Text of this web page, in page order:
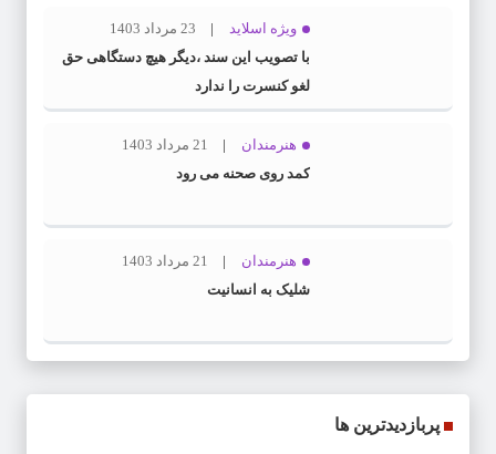
ویژه اسلاید
23 مرداد 1403
با تصویب این سند ،دیگر هیچ دستگاهی حق
لغو کنسرت را ندارد
هنرمندان
21 مرداد 1403
کمد روی صحنه می رود
هنرمندان
21 مرداد 1403
شلیک به انسانیت
پربازدیدترین ها